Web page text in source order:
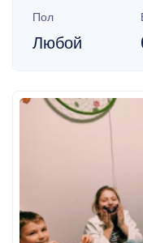
Пол
Любой